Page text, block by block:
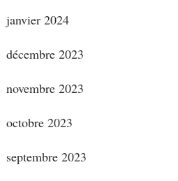
janvier 2024
décembre 2023
novembre 2023
octobre 2023
septembre 2023